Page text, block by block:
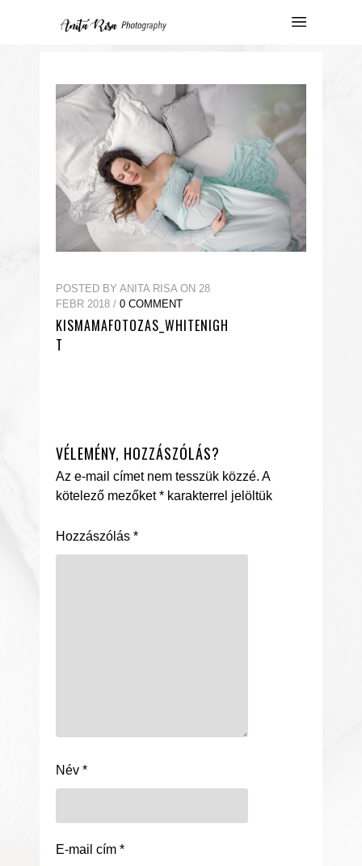
POSTED BY ANITA RISA ON 28
FEBR 2018 / 0 COMMENT
KISMAMAFOTOZAS_WHITENIGH
T
VÉLEMÉNY, HOZZÁSZÓLÁS?
Az e-mail címet nem tesszük közzé. A
kötelező mezőket* karakterrel jelöltük
Hozzászólás *
Név *
E-mail cím *